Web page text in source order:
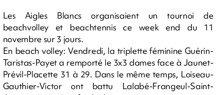
Les Aigles Blancs organisaient un tournoi de
beachvolley et beachtennis ce week end du 11
novembre sur 3 jours.
En beach volley: Vendredi, la triplette féminine Guérin-
Taristas-Payet a remporté le 3x3 dames face à Jaunet-
Prévil-Placette 31 à 29. Dans le même temps, Loiseau-
Gauthier-Victor ont battu Lalabé-Frangeul-Saint-